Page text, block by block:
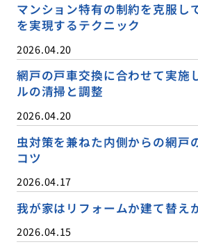
マンション特有の制約を克服し
を実現するテクニック
2026.04.20
網戸の戸車交換に合わせて実施
ルの清掃と調整
2026.04.20
虫対策を兼ねた内側からの網戸
コツ
2026.04.17
我が家はリフォームか建て替え
2026.04.15